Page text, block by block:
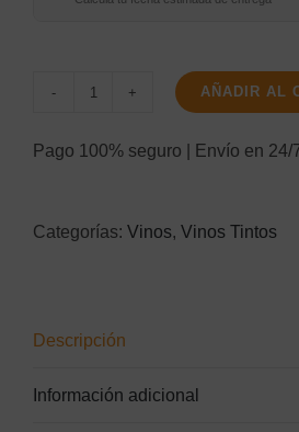
cantidad
AÑADIR AL
Pago 100% seguro | Envío en 24/
Categorías: Vinos, Vinos Tintos
Descripción
Información adicional